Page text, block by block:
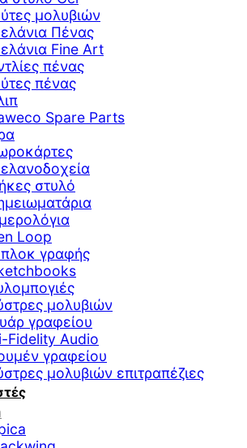
μολυβιών
Πένας
Fine Art
πένας
πένας
Spare Parts
στυλό
Loop
γραφής
μολυβιών
γραφείου
Fidelity Audio
γραφείου
μολυβιών επιτραπέζιες